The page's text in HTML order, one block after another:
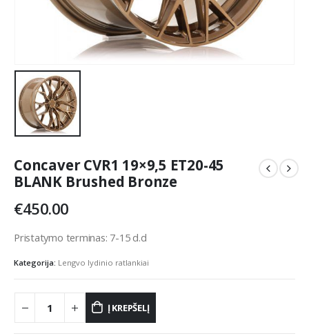
Concaver CVR1 19×9,5 ET20-45
BLANK Brushed Bronze
€450.00
Pristatymo terminas: 7-15 d.d
Kategorija: Lengvo lydinio ratlankiai
Į KREPŠELĮ